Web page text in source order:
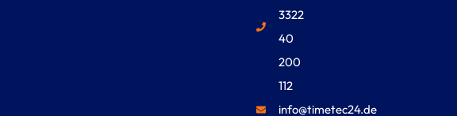
3322
40
200
112
info@timetec24.de